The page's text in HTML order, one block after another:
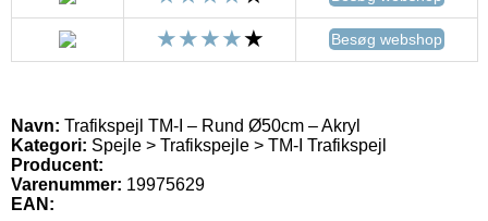
Besøg webshop
Navn: Trafikspejl TM-I – Rund Ø50cm – Akryl
Kategori: Spejle > Trafikspejle > TM-I Trafikspejl
Producent:
Varenummer: 19975629
EAN: